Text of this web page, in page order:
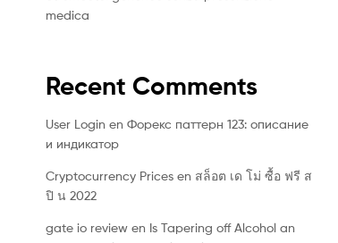
medica
Recent Comments
User Login en Форекс паттерн 123: описание
и индикатор
Cryptocurrency Prices en สล็อต เด โม่ ซื้อ ฟรี ส
ปิ น 2022
gate io review en Is Tapering off Alcohol an